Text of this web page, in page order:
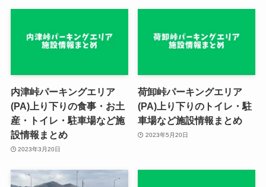
内津峠パーキングエリア
(PA)上り下りの食事・お土
産・トイレ・駐車場など施
設情報まとめ
2023年3月20日
荷卸峠パーキングエリア
(PA)上り下りのトイレ・駐
車場など施設情報まとめ
2023年5月20日